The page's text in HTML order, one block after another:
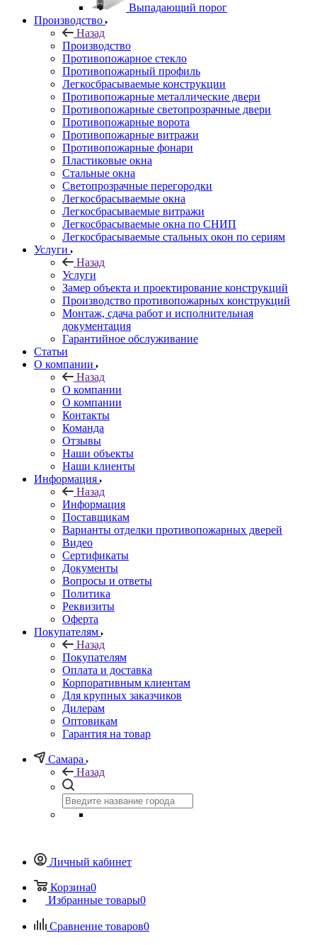
Выпадающий порог
Производство
Назад
Производство
Противопожарное стекло
Противопожарный профиль
Легкосбрасываемые конструкции
Противопожарные металлические двери
Противопожарные светопрозрачные двери
Противопожарные ворота
Противопожарные витражи
Противопожарные фонари
Пластиковые окна
Стальные окна
Светопрозрачные перегородки
Легкосбрасываемые окна
Легкосбрасываемые витражи
Легкосбрасываемые окна по СНИП
Легкосбрасываемые стальных окон по сериям
Услуги
Назад
Услуги
Замер объекта и проектирование конструкций
Производство противопожарных конструкций
Монтаж, сдача работ и исполнительная
документация
Гарантийное обслуживание
Статьи
О компании
Назад
О компании
О компании
Контакты
Команда
Отзывы
Наши объекты
Наши клиенты
Информация
Назад
Информация
Поставщикам
Варианты отделки противопожарных дверей
Видео
Сертификаты
Документы
Вопросы и ответы
Политика
Реквизиты
Оферта
Покупателям
Назад
Покупателям
Оплата и доставка
Корпоративным клиентам
Для крупных заказчиков
Дилерам
Оптовикам
Гарантия на товар
Самара
Назад
Личный кабинет
Корзина0
Избранные товары0
Сравнение товаров0